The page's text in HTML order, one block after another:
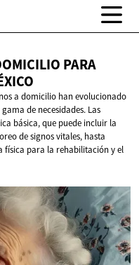
PARA
a domicilio han evolucionado
de necesidades. Las
básica, que puede incluir la
de signos vitales, hasta
física para la rehabilitación y el